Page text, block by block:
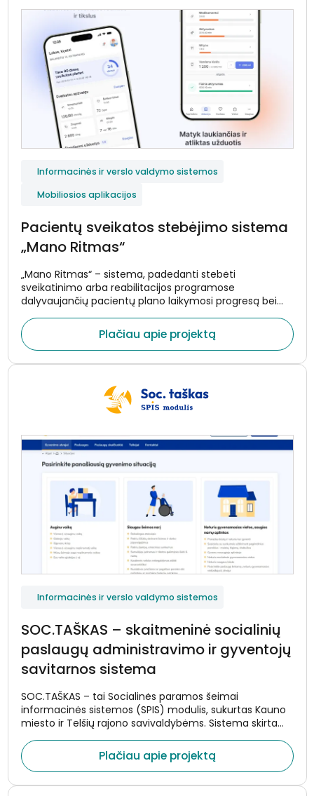
Informacinės ir verslo valdymo sistemos
Mobiliosios aplikacijos
Pacientų sveikatos stebėjimo sistema
„Mano Ritmas“
„Mano Ritmas“ – sistema, padedanti stebėti
sveikatinimo arba reabilitacijos programose
dalyvaujančių pacientų plano laikymosi progresą bei
sveikatos rodiklių pokyčius. Pacientams skirta
programėlė primina apie plano tikslus bei užduotis,
surenka duomenis iš nešiojamųjų įrenginių bei
medicininių prietaisų ir perduoda šią informaciją į
gydytojams skirtą sistemą realiuoju laiku.
Plačiau apie projektą
Informacinės ir verslo valdymo sistemos
SOC.TAŠKAS – skaitmeninė socialinių
paslaugų administravimo ir gyventojų
savitarnos sistema
SOC.TAŠKAS – tai Socialinės paramos šeimai
informacinės sistemos (SPIS) modulis, sukurtas Kauno
miesto ir Telšių rajono savivaldybėms. Sistema skirta
gyventojų savitarnai ir efektyviam socialinių paslaugų
teikimo procesų valdymui.Plačiau apie projektą